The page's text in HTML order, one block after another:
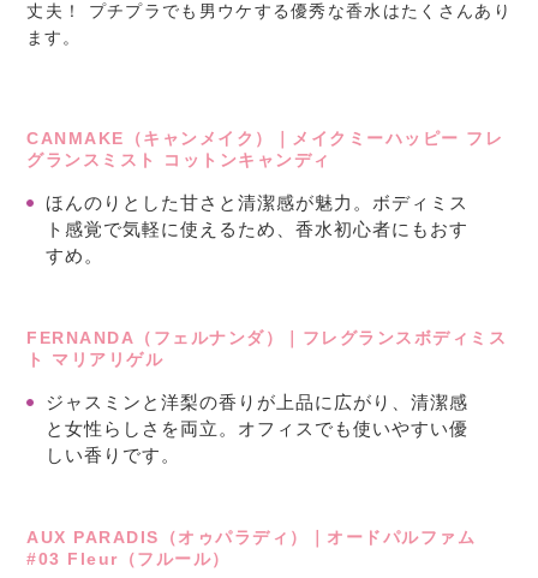
丈夫！ プチプラでも男ウケする優秀な香水はたくさんあり
ます。
CANMAKE（キャンメイク）｜メイクミーハッピー フレ
グランスミスト コットンキャンディ
ほんのりとした甘さと清潔感が魅力。ボディミス
ト感覚で気軽に使えるため、香水初心者にもおす
すめ。
FERNANDA（フェルナンダ）｜フレグランスボディミス
ト マリアリゲル
ジャスミンと洋梨の香りが上品に広がり、清潔感
と女性らしさを両立。オフィスでも使いやすい優
しい香りです。
AUX PARADIS（オゥパラディ）｜オードパルファム
#03 Fleur（フルール）